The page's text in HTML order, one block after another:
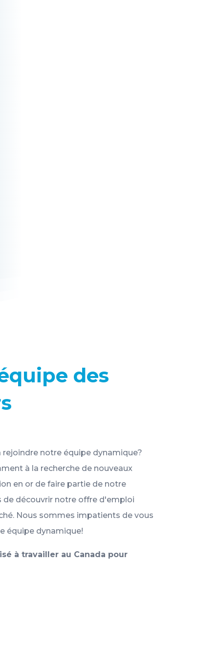
des
rejoindre notre équipe dynamique?
à la recherche de nouveaux
en or de faire partie de notre
de découvrir notre offre d'emploi
Nous sommes impatients de vous
équipe dynamique!
à travailler au Canada pour